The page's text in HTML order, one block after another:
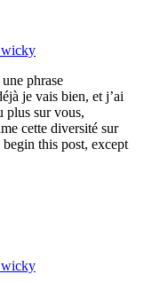
phrase
je vais bien, et j’ai
plus sur vous,
cette diversité sur
this post, except